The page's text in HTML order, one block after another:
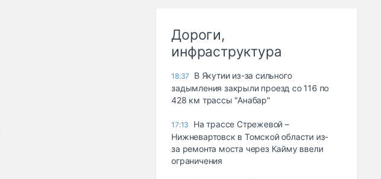
Дороги,
инфраструктура
18:37
В Якутии из-за сильного
задымления закрыли проезд со 116 по
428 км трассы "Анабар"
17:13
На трассе Стрежевой –
Нижневартовск в Томской области из-
за ремонта моста через Кайму ввели
ограничения